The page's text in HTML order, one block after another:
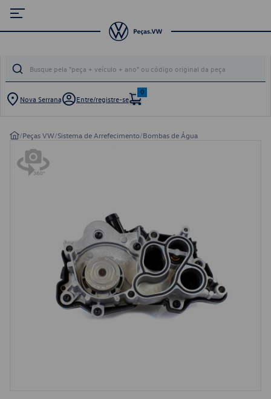
Nova Serrana Entre/registre-se
0
/Peças VW/Sistema de Arrefecimento/Bombas de Água